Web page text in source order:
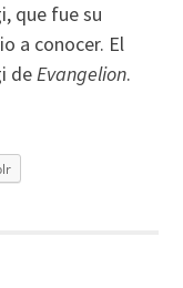
que fue su
a conocer. El
deEvangelion.